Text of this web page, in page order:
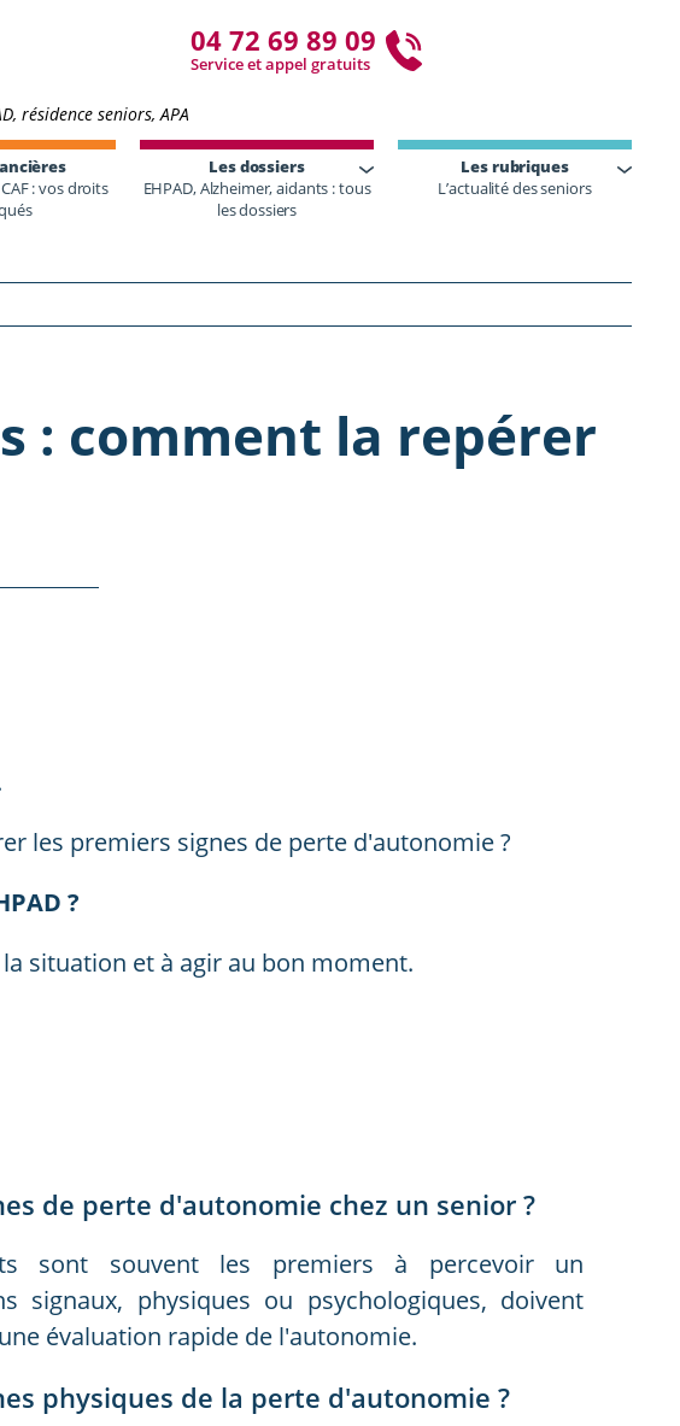
04 72 69 89 09
Service et appel gratuits
résidence seniors, APA
: vos droits
Les dossiers
EHPAD, Alzheimer, aidants : tous
les dossiers
Les rubriques
L’actualité des seniors
: comment la repérer
les premiers signes de perte d'autonomie ?
?
situation et à agir au bon moment.
de perte d'autonomie chez un senior ?
sont souvent les premiers à percevoir un
signaux, physiques ou psychologiques, doivent
évaluation rapide de l'autonomie.
physiques de la perte d'autonomie ?